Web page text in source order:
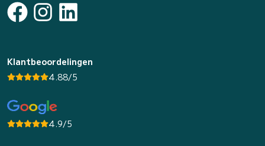
Klantbeoordelingen
4.88/5
4.9/5